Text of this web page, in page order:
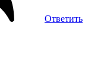
Ответить